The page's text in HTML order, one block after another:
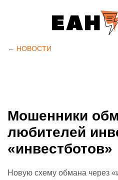
← НОВОСТИ
Мошенники
любителей
«инвестботов»
Новую схему обмана через